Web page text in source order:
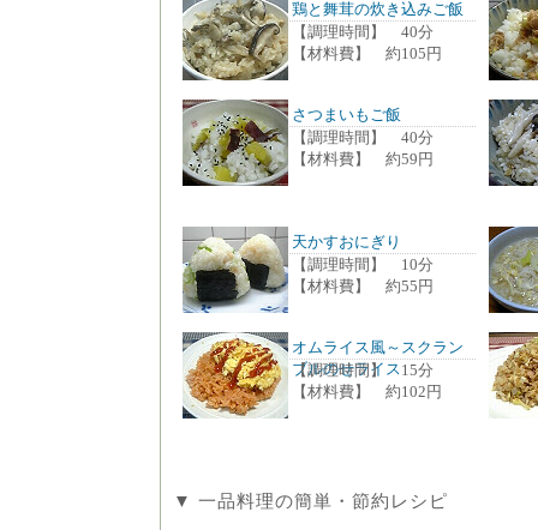
鶏と舞茸の炊き込みご飯
【調理時間】 40分
【材料費】 約105円
さつまいもご飯
【調理時間】 40分
【材料費】 約59円
天かすおにぎり
【調理時間】 10分
【材料費】 約55円
オムライス風～スクラン
ブルのせライス
【調理時間】 15分
【材料費】 約102円
▼ 一品料理の簡単・節約レシピ